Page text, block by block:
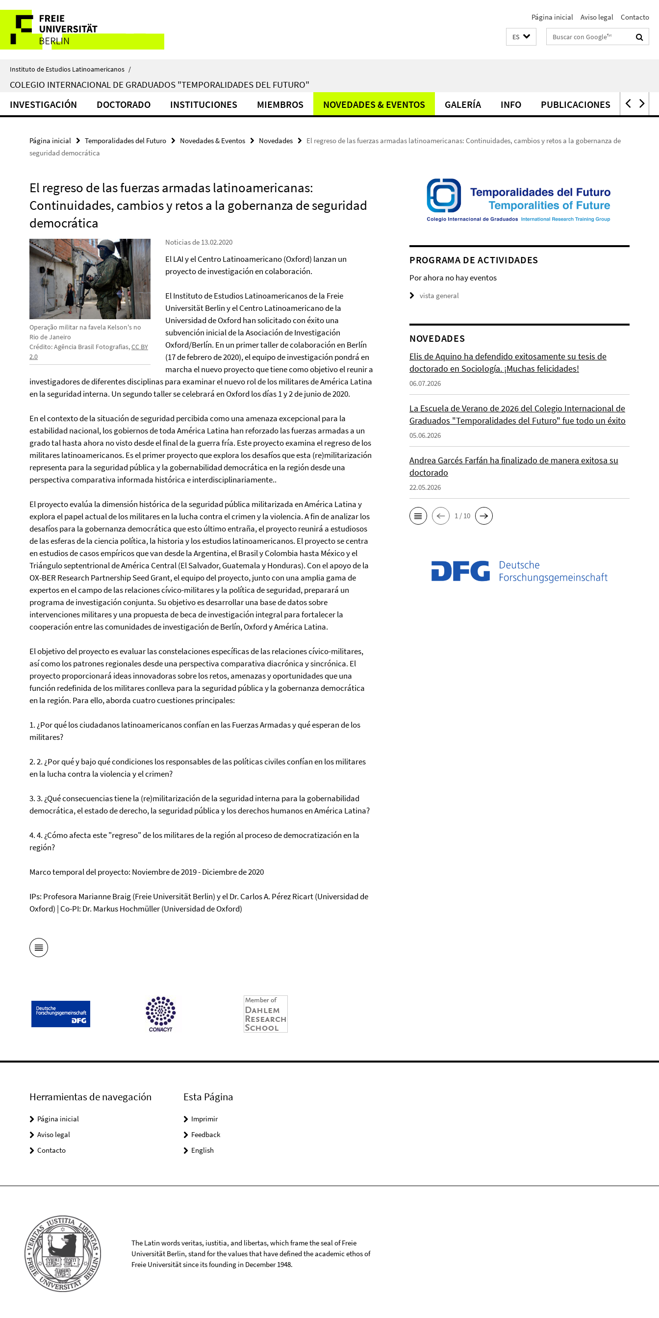
direkt
Inhalt
Herramientas
de
navegación
Página inicial Aviso legal Contacto
ES Suchbegriffe
Instituto de Estudios Latinoamericanos /
COLEGIO INTERNACIONAL DE GRADUADOS "TEMPORALIDADES DEL FUTURO"
INVESTIGACIÓN DOCTORADO INSTITUCIONES MIEMBROS NOVEDADES & EVENTOS GALERÍA INFO PUBLICACIONES
Página inicial Temporalidades del Futuro Novedades & Eventos Novedades
El regreso de las fuerzas armadas latinoamericanas: Continuidades, cambios y retos a la gobernanza de
seguridad democrática
El regreso de las fuerzas armadas latinoamericanas:
Continuidades, cambios y retos a la gobernanza de seguridad
democrática
Operação militar na favela Kelson's no
Rio de Janeiro
Crédito: Agência Brasil Fotografias,CC BY
2.0
Noticias de 13.02.2020
El LAI y el Centro Latinoamericano (Oxford) lanzan un
proyecto de investigación en colaboración.
El Instituto de Estudios Latinoamericanos de la Freie
Universität Berlin y el Centro Latinoamericano de la
Universidad de Oxford han solicitado con éxito una
subvención inicial de la Asociación de Investigación
Oxford/Berlín. En un primer taller de colaboración en Berlín
(17 de febrero de 2020), el equipo de investigación pondrá en
marcha el nuevo proyecto que tiene como objetivo el reunir a
investigadores de diferentes disciplinas para examinar el nuevo rol de los militares de América Latina
en la seguridad interna. Un segundo taller se celebrará en Oxford los días 1 y 2 de junio de 2020.
En el contexto de la situación de seguridad percibida como una amenaza excepcional para la
estabilidad nacional, los gobiernos de toda América Latina han reforzado las fuerzas armadas a un
grado tal hasta ahora no visto desde el final de la guerra fría. Este proyecto examina el regreso de los
militares latinoamericanos. Es el primer proyecto que explora los desafíos que esta (re)militarización
representa para la seguridad pública y la gobernabilidad democrática en la región desde una
perspectiva comparativa informada histórica e interdisciplinariamente..
El proyecto evalúa la dimensión histórica de la seguridad pública militarizada en América Latina y
explora el papel actual de los militares en la lucha contra el crimen y la violencia. A fin de analizar los
desafíos para la gobernanza democrática que esto último entraña, el proyecto reunirá a estudiosos
de las esferas de la ciencia política, la historia y los estudios latinoamericanos. El proyecto se centra
en estudios de casos empíricos que van desde la Argentina, el Brasil y Colombia hasta México y el
Triángulo septentrional de América Central (El Salvador, Guatemala y Honduras). Con el apoyo de la
OX-BER Research Partnership Seed Grant, el equipo del proyecto, junto con una amplia gama de
expertos en el campo de las relaciones cívico-militares y la política de seguridad, preparará un
programa de investigación conjunta. Su objetivo es desarrollar una base de datos sobre
intervenciones militares y una propuesta de beca de investigación integral para fortalecer la
cooperación entre las comunidades de investigación de Berlín, Oxford y América Latina.
El objetivo del proyecto es evaluar las constelaciones específicas de las relaciones cívico-militares,
así como los patrones regionales desde una perspectiva comparativa diacrónica y sincrónica. El
proyecto proporcionará ideas innovadoras sobre los retos, amenazas y oportunidades que una
función redefinida de los militares conlleva para la seguridad pública y la gobernanza democrática
en la región. Para ello, aborda cuatro cuestiones principales:
1. ¿Por qué los ciudadanos latinoamericanos confían en las Fuerzas Armadas y qué esperan de los
militares?
2. 2. ¿Por qué y bajo qué condiciones los responsables de las políticas civiles confían en los militares
en la lucha contra la violencia y el crimen?
3. 3. ¿Qué consecuencias tiene la (re)militarización de la seguridad interna para la gobernabilidad
democrática, el estado de derecho, la seguridad pública y los derechos humanos en América Latina?
4. 4. ¿Cómo afecta este "regreso" de los militares de la región al proceso de democratización en la
región?
Marco temporal del proyecto: Noviembre de 2019 - Diciembre de 2020
IPs: Profesora Marianne Braig (Freie Universität Berlin) y el Dr. Carlos A. Pérez Ricart (Universidad de
Oxford) | Co-PI: Dr. Markus Hochmüller (Universidad de Oxford)
PROGRAMA DE ACTIVIDADES
Por ahora no hay eventos
vista general
NOVEDADES
Elis de Aquino ha defendido exitosamente su tesis de
doctorado en Sociología. ¡Muchas felicidades!
06.07.2026
La Escuela de Verano de 2026 del Colegio Internacional de
Graduados "Temporalidades del Futuro" fue todo un éxito
05.06.2026
Andrea Garcés Farfán ha finalizado de manera exitosa su
doctorado
22.05.2026
1 / 10
Herramientas de navegación
Página inicial
Aviso legal
Contacto
Esta Página
Imprimir
Feedback
English
The Latin words veritas, iustitia, and libertas, which frame the seal of Freie
Universität Berlin, stand for the values that have defined the academic ethos of
Freie Universität since its founding in December 1948.